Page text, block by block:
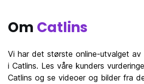
Om Catlins
Vi har det største online-utvalget av
i Catlins. Les våre kunders
Catlins og se videoer og bilder fra